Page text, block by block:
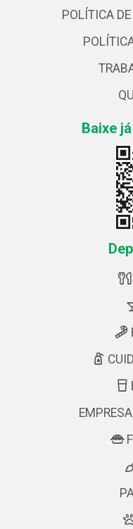
POLÍTICA
Baixe